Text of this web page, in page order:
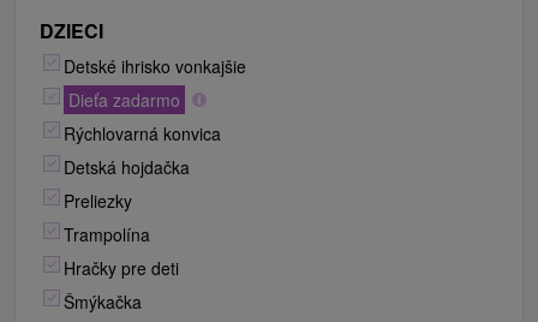
DZIECI
Detské ihrisko vonkajšie
Dieťa zadarmo
Rýchlovarná konvica
Detská hojdačka
Preliezky
Trampolína
Hračky pre deti
Šmýkačka